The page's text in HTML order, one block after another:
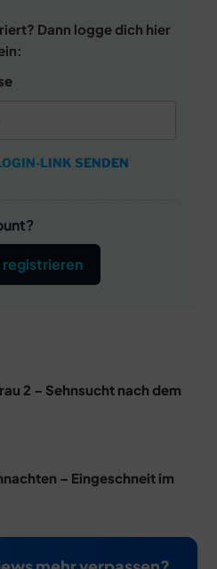
Dann logge dich hier
LINK SENDEN
2 – Sehnsucht nach dem
– Eingeschneit im